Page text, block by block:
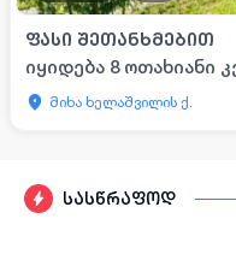
სასწრაფოდ
ᲤᲐᲡᲘ ᲨᲔᲗᲐᲜᲮᲛᲔᲑᲘᲗ
იყიდება 8 ოთახიანი
მიხა ხელაშვილის ქ.